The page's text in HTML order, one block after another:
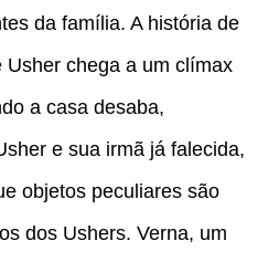
da família. A história de
Usher chega a um clímax
a casa desaba,
e sua irmã já falecida,
objetos peculiares são
dos Ushers. Verna, um